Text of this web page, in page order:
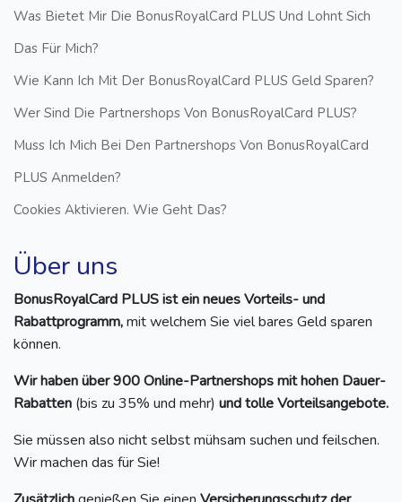
Was Bietet Mir Die BonusRoyalCard PLUS Und Lohnt Sich
Das Für Mich?
Wie Kann Ich Mit Der BonusRoyalCard PLUS Geld Sparen?
Wer Sind Die Partnershops Von BonusRoyalCard PLUS?
Muss Ich Mich Bei Den Partnershops Von BonusRoyalCard
PLUS Anmelden?
Cookies Aktivieren. Wie Geht Das?
Über uns
BonusRoyalCard PLUS ist ein neues Vorteils- und
Rabattprogramm,mit welchem Sie viel bares Geld sparen
können.
Wir haben über 900 Online-Partnershops mit hohen Dauer-
Rabatten (bis zu 35% und mehr) und tolle Vorteilsangebote.
Sie müssen also nicht selbst mühsam suchen und feilschen.
Wir machen das für Sie!